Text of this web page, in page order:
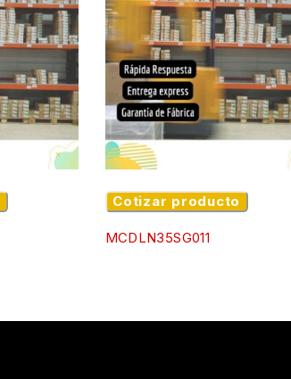
Cotizar producto
MCDLN35SG011